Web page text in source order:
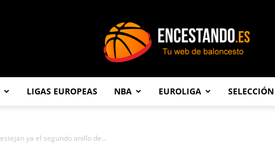
LIGAS EUROPEAS NBA EUROLIGA SELECCIÓN
ya el segundo anillo de...